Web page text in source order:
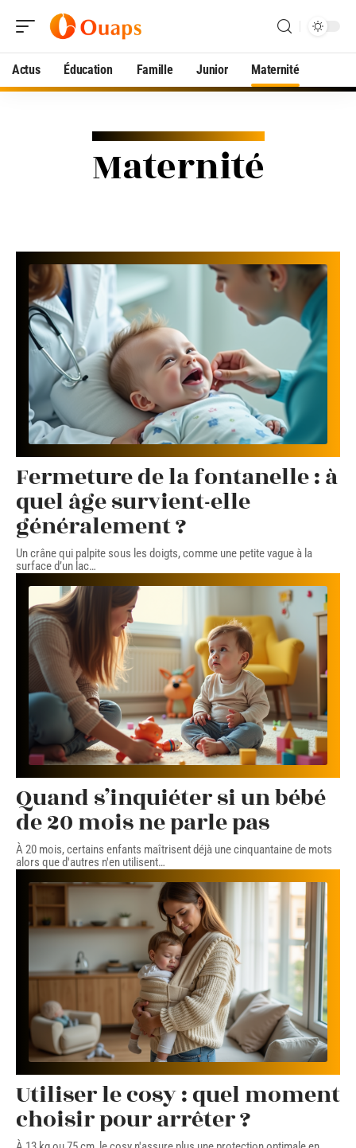
Actus Éducation Famille Junior Maternité
Maternité
Fermeture de la fontanelle : à
quel âge survient-elle
généralement ?
Un crâne qui palpite sous les doigts, comme une petite vague à la
surface d’un lac…
Quand s’inquiéter si un bébé
de 20 mois ne parle pas
À 20 mois, certains enfants maîtrisent déjà une cinquantaine de mots
alors que d'autres n'en utilisent…
Utiliser le cosy : quel moment
choisir pour arrêter ?